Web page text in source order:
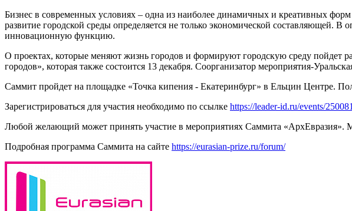
Бизнес в современных условиях – одна из наиболее динамичных и креативных
развитие городской среды определяется не только экономической
инновационную функцию.
О проектах, которые меняют жизнь городов и формируют городскую среду пойдет
городов», которая также состоится 13 декабря. Соорганизатор мероприятия-
Саммит пройдет на площадке «Точка кипения - Екатеринбург» в Ельцин Центре.
Зарегистрироваться для участия необходимо по ссылке https://leader-id.ru/events/250081
Любой желающий может принять участие в мероприятиях Саммита «АрхЕвразия».
Подробная программа Саммита на сайте https://eurasian-prize.ru/forum/